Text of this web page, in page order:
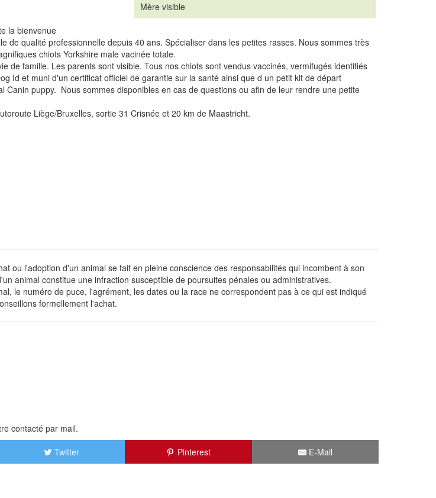
Mère visible
la bienvenue
de qualité professionnelle depuis 40 ans. Spécialiser dans les petites rasses. Nous sommes très
chiots Yorkshire male vacinée totale.
de famille. Les parents sont visible. Tous nos chiots sont vendus vaccinés, vermifugés identifiés
Id et muni d'un certificat officiel de garantie sur la santé ainsi que d un petit kit de départ
Canin puppy. Nous sommes disponibles en cas de questions ou afin de leur rendre une petite
Liège/Bruxelles, sortie 31 Crisnée et 20 km de Maastricht.
ou l'adoption d'un animal se fait en pleine conscience des responsabilités qui incombent à son
animal constitue une infraction susceptible de poursuites pénales ou administratives.
le numéro de puce, l'agrément, les dates ou la race ne correspondent pas à ce qui est indiqué
formellement l'achat.
contacté par mail.
Twitter Pinterest E-Mail